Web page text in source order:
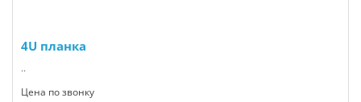
4U планка
..
Цена по звонку